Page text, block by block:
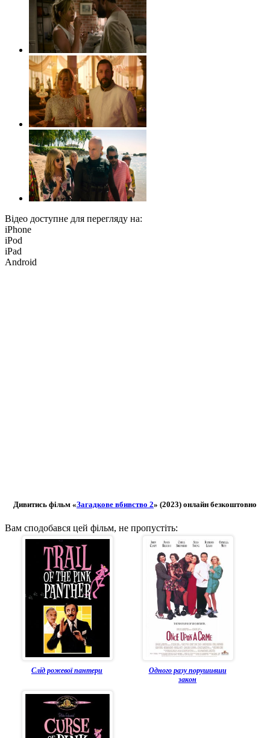
Відео доступне для перегляду на:
iPhone
iPod
iPad
Android
Дивитись фільм «Загадкове вбивство 2» (2023) онлайн безкоштовно
Вам сподобався цей фільм, не пропустіть:
Слід рожевої пантери
Одного разу порушивши
закон